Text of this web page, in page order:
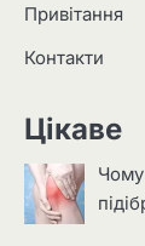
Привітання
Контакти
Цікаве
Чому